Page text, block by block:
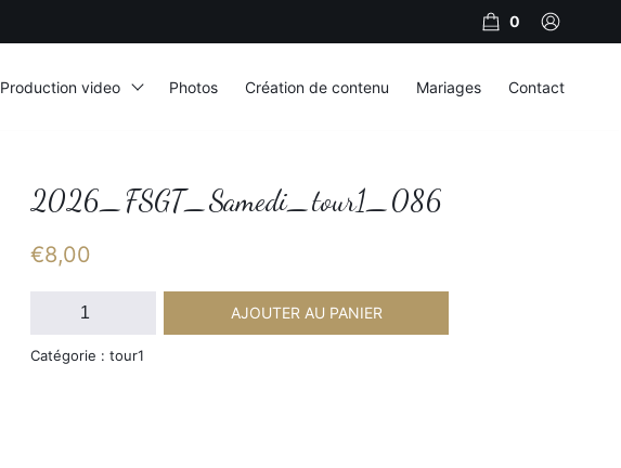
2026_FSGT_Samedi_tour1_086
€8,00
quantité
2026_FSGT_Samedi_tour1_086
AJOUTER AU PANIER
Catégorie : tour1
0
Production video Photos Création de contenu Mariages Contact